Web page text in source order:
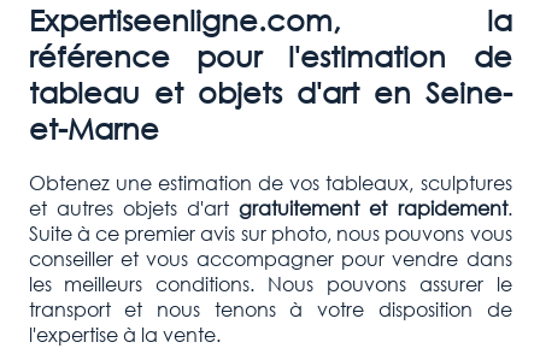
Expertiseenligne.com, la
référence pour l'estimation de
tableau et objets d'art en Seine-
et-Marne
Obtenez une estimation de vos tableaux, sculptures
et autres objets d'art gratuitement et rapidement.
Suite à ce premier avis sur photo, nous pouvons vous
conseiller et vous accompagner pour vendre dans
les meilleurs conditions. Nous pouvons assurer le
transport et nous tenons à votre disposition de
l'expertise à la vente.